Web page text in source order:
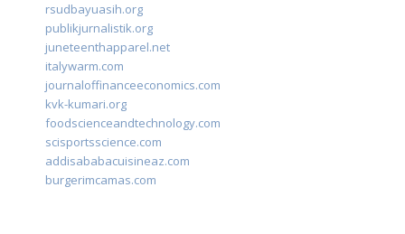
rsudbayuasih.org
publikjurnalistik.org
juneteenthapparel.net
italywarm.com
journaloffinanceeconomics.com
kvk-kumari.org
foodscienceandtechnology.com
scisportsscience.com
addisababacuisineaz.com
burgerimcamas.com